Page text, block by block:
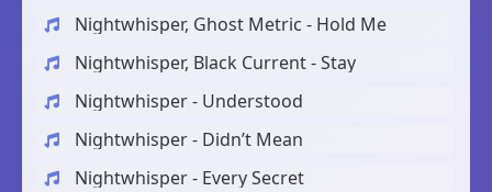
Nightwhisper, Ghost Metric - Hold Me
Nightwhisper, Black Current - Stay
Nightwhisper - Understood
Nightwhisper - Didn’t Mean
Nightwhisper - Every Secret